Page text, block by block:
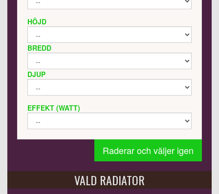
HÖJD
BREDD
DJUP
EFFEKT (WATT)
Raderar och väljer igen
VALD RADIATOR